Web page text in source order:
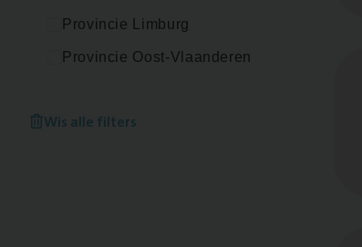
Provincie Limburg
Provincie Oost-Vlaanderen
Wis alle filters